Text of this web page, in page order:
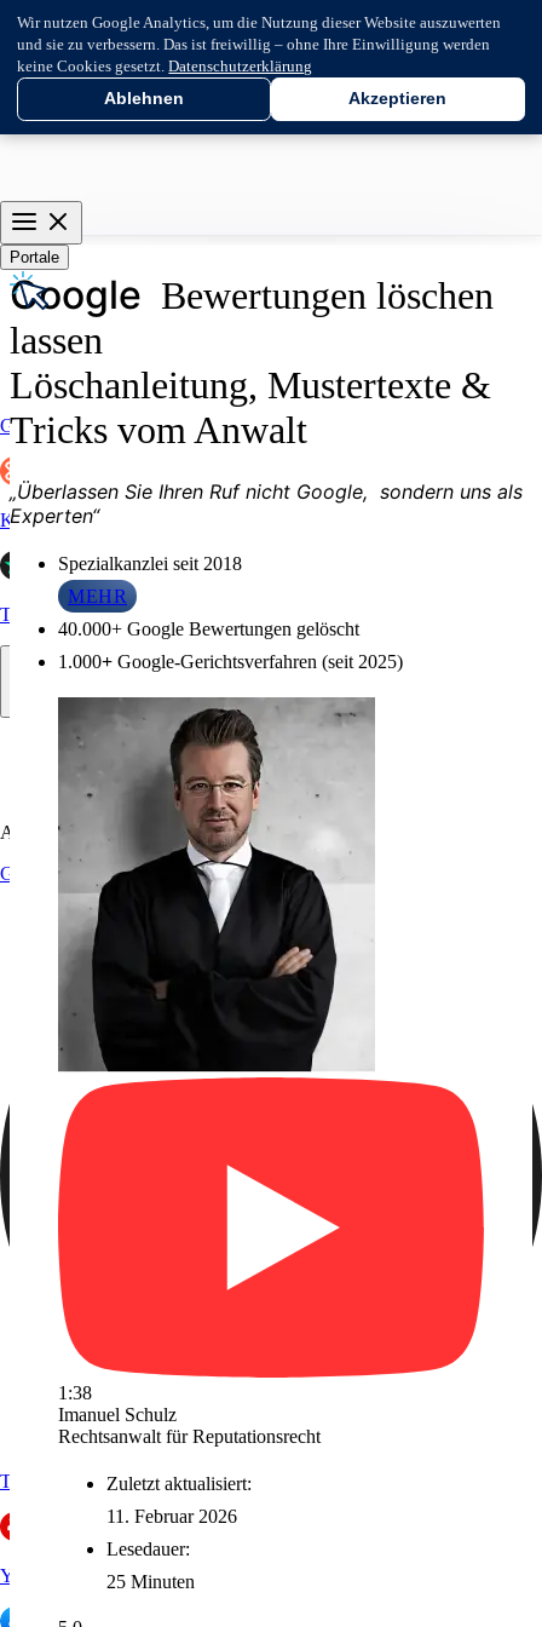
Wir nutzen Google Analytics, um die Nutzung dieser Website auszuwerten
und sie zu verbessern. Das ist freiwillig – ohne Ihre Einwilligung werden
keine Cookies gesetzt.Datenschutzerklärung
Ablehnen Akzeptieren
Portale
Google
Kununu
Trustpilot
Allgemein
Google
Trustpilot
Yelp
Google Bewertungen löschen
lassen
Löschanleitung, Mustertexte &
Tricks vom Anwalt
„Überlassen Sie Ihren Ruf nicht Google, sondern uns als
Experten“
Spezialkanzlei seit 2018
MEHR Infos zu Referenzen
40.000+ Google Bewertungen gelöscht
1.000+ Google-Gerichtsverfahren (seit 2025)
1:38
Imanuel Schulz
Rechtsanwalt für Reputationsrecht
Zuletzt aktualisiert:
11. Februar 2026
Lesedauer:
25 Minuten